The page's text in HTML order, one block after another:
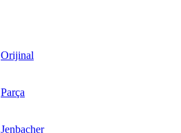
Orijinal
Parça
Jenbacher